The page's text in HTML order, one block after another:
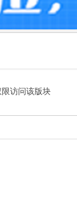
访问该版块